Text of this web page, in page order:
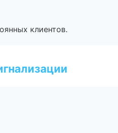
клиентов.